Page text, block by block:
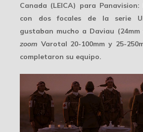
Canada (LEICA) para Panavision:
con dos focales de la serie
gustaban mucho a Daviau (24mm
zoom Varotal 20-100mm y 25-
completaron su equipo.